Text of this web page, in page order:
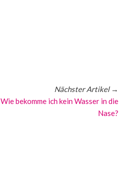
Nächster Artikel→
Wie bekomme ich kein Wasser in die
Nase?